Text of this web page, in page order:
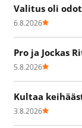
Valitus oli
6.8.2026
Pro ja Jockas
5.8.2026
Kultaa
3.8.2026